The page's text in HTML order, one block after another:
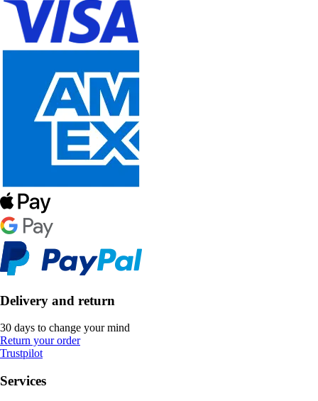
Delivery and return
30 days to change your mind
Return your order
Trustpilot
Services